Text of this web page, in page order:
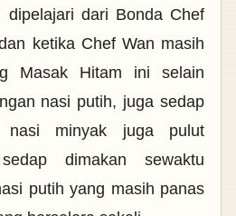
dipelajari dari Bonda Chef
ketika Chef Wan masih
Masak Hitam ini selain
nasi putih, juga sedap
nasi minyak juga pulut
dimakan sewaktu
putih yang masih panas